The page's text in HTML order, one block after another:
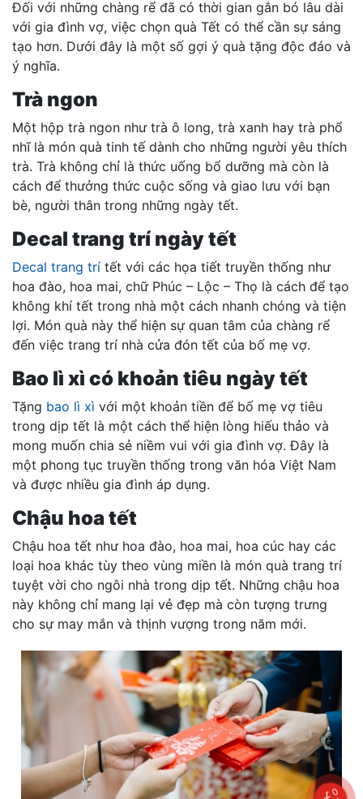
Đối với những chàng rể đã có thời gian gắn bó lâu dài
với gia đình vợ, việc chọn quà Tết có thể cần sự sáng
tạo hơn. Dưới đây là một số gợi ý quà tặng độc đáo và
ý nghĩa.
Trà ngon
Một hộp trà ngon như trà ô long, trà xanh hay trà phổ
nhĩ là món quà tinh tế dành cho những người yêu thích
trà. Trà không chỉ là thức uống bổ dưỡng mà còn là
cách để thưởng thức cuộc sống và giao lưu với bạn
bè, người thân trong những ngày tết.
Decal trang trí ngày tết
Decal trang trí tết với các họa tiết truyền thống như
hoa đào, hoa mai, chữ Phúc – Lộc – Thọ là cách để tạo
không khí tết trong nhà một cách nhanh chóng và tiện
lợi. Món quà này thể hiện sự quan tâm của chàng rể
đến việc trang trí nhà cửa đón tết của bố mẹ vợ.
Bao lì xì có khoản tiêu ngày tết
Tặng bao lì xì với một khoản tiền để bố mẹ vợ tiêu
trong dịp tết là một cách thể hiện lòng hiếu thảo và
mong muốn chia sẻ niềm vui với gia đình vợ. Đây là
một phong tục truyền thống trong văn hóa Việt Nam
và được nhiều gia đình áp dụng.
Chậu hoa tết
Chậu hoa tết như hoa đào, hoa mai, hoa cúc hay các
loại hoa khác tùy theo vùng miền là món quà trang trí
tuyệt vời cho ngôi nhà trong dịp tết. Những chậu hoa
này không chỉ mang lại vẻ đẹp mà còn tượng trưng
cho sự may mắn và thịnh vượng trong năm mới.
0